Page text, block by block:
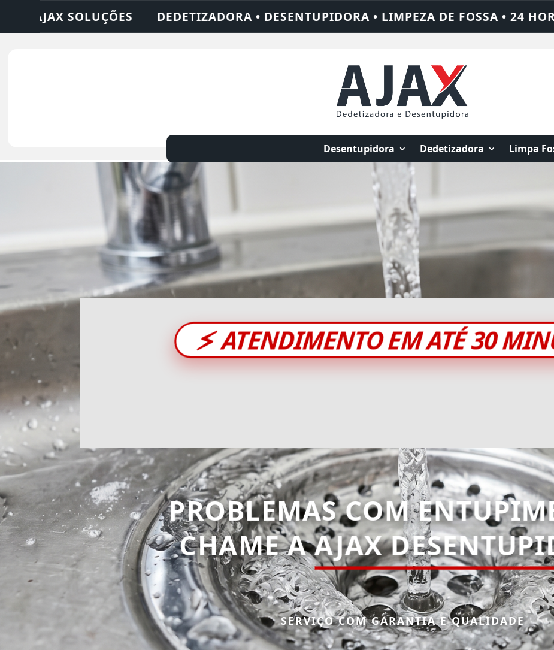
• DESENTUPIDORA • LIMPEZA DE FOSSA • 24 HORAS • CHAME QUEM RESOLVE: AJAX
Desentupidora Dedetizadora Limpa
⚡ATENDIMENTO EM ATÉ 30
PROBLEMAS COM
CHAME AAJAX
SERVIÇO COM GARANTIA E QUALIDADE